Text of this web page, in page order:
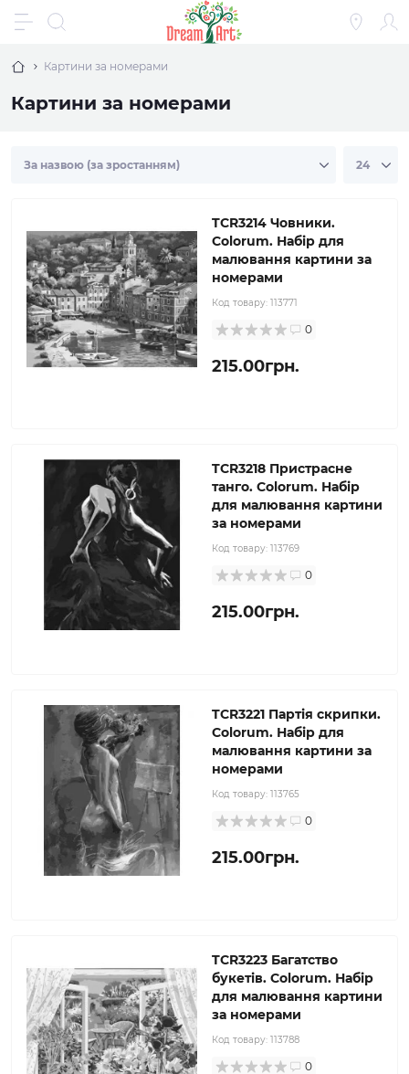
Картини за номерами
Картини за номерами
TCR3214 Човники.
Colorum. Набір для
малювання картини за
номерами
Код товару: 113771
0
215.00грн.
TCR3218 Пристрасне
танго. Colorum. Набір
для малювання картини
за номерами
Код товару: 113769
0
215.00грн.
TCR3221 Партія скрипки.
Colorum. Набір для
малювання картини за
номерами
Код товару: 113765
0
215.00грн.
TCR3223 Багатство
букетів. Colorum. Набір
для малювання картини
за номерами
Код товару: 113788
0